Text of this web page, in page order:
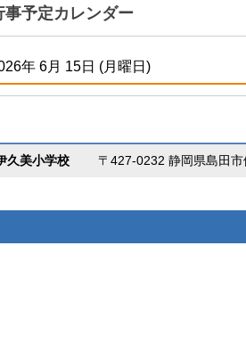
事予定カレンダー
年 6月 15日 (月曜日)
久美小学校 〒427-0232 静岡県島田